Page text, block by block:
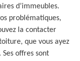
d’immeubles.
problématiques,
la contacter
que vous ayez
offres sont